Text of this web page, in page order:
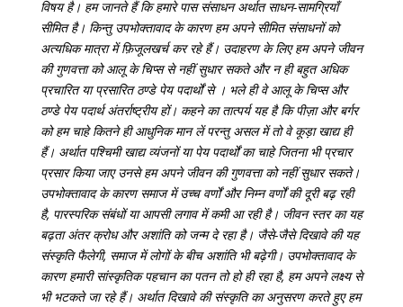
विषय है। हम जानते हैं कि हमारे पास संसाधन अर्थात साधन-सामग्रियाँ
सीमित है। किन्तु उपभोक्तावाद के कारण हम अपने सीमित संसाधनों को
अत्यधिक मात्रा में फ़िजूलखर्च कर रहे हैं। उदाहरण के लिए हम अपने जीवन
की गुणवत्ता को आलू के चिप्स से नहीं सुधार सकते और न ही बहुत अधिक
प्रचारित या प्रसारित ठण्डे पेय पदार्थों से । भले ही वे आलू के चिप्स और
ठण्डे पेय पदार्थ अंतर्राष्ट्रीय हों। कहने का तात्पर्य यह है कि पीज़ा और बर्गर
को हम चाहे कितने ही आधुनिक मान लें परन्तु असल में तो वे कूड़ा खाद्य ही
हैं। अर्थात पश्चिमी खाद्य व्यंजनों या पेय पदार्थों का चाहे जितना भी प्रचार
प्रसार किया जाए उनसे हम अपने जीवन की गुणवत्ता को नहीं सुधार सकते।
उपभोक्तावाद के कारण समाज में उच्च वर्णों और निम्न वर्णों की दूरी बढ़ रही
है, पारस्परिक संबंधों या आपसी लगाव में कमी आ रही है। जीवन स्तर का यह
बढ़ता अंतर क्रोध और अशांति को जन्म दे रहा है। जैसे-जैसे दिखावे की यह
संस्कृति फैलेगी, समाज में लोगों के बीच अशांति भी बढ़ेगी। उपभोक्तावाद के
कारण हमारी सांस्कृतिक पहचान का पतन तो हो ही रहा है, हम अपने लक्ष्य से
भी भटकते जा रहे हैं। अर्थात दिखावे की संस्कृति का अनुसरण करते हुए हम